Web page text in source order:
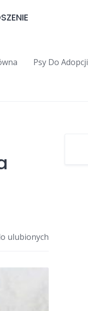
Psy Do Adopcji
ulubionych